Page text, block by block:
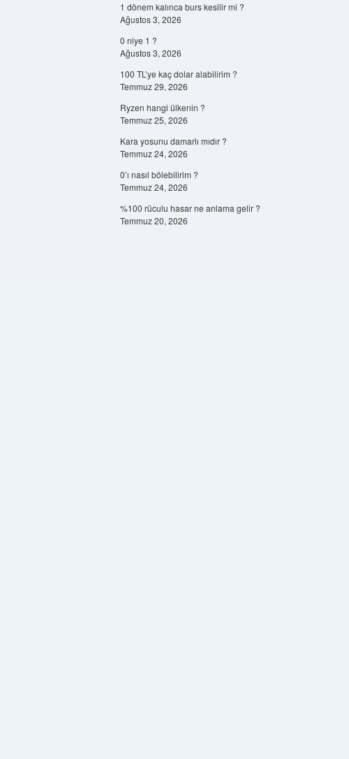
1 dönem kalınca burs kesilir mi ?
Ağustos 3, 2026
0 niye 1 ?
Ağustos 3, 2026
100 TL’ye kaç dolar alabilirim ?
Temmuz 29, 2026
Ryzen hangi ülkenin ?
Temmuz 25, 2026
Kara yosunu damarlı mıdır ?
Temmuz 24, 2026
0’ı nasıl bölebilirim ?
Temmuz 24, 2026
%100 rüculu hasar ne anlama gelir ?
Temmuz 20, 2026